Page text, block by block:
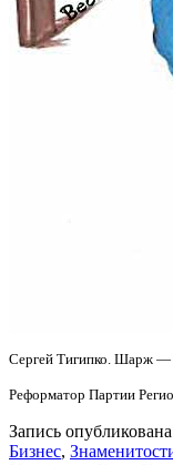
Сергей Тигипко. Шарж —
Реформатор Партии
Запись опубликована
Бизнес,